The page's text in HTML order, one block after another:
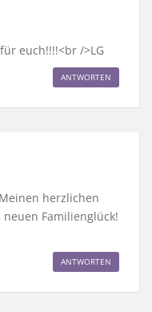
euch!!!!<br />LG
ANTWORTEN
herzlichen
Familienglück!
ANTWORTEN